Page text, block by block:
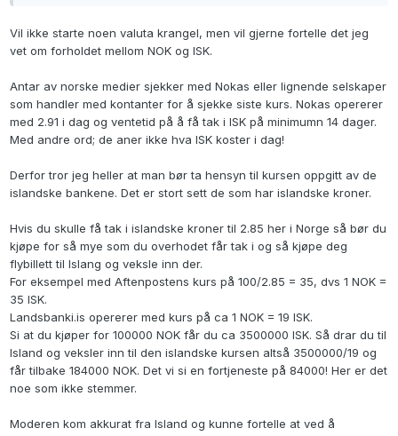
Vil ikke starte noen valuta krangel, men vil gjerne fortelle det jeg
vet om forholdet mellom NOK og ISK.
Antar av norske medier sjekker med Nokas eller lignende selskaper
som handler med kontanter for å sjekke siste kurs. Nokas opererer
med 2.91 i dag og ventetid på å få tak i ISK på minimumn 14 dager.
Med andre ord; de aner ikke hva ISK koster i dag!
Derfor tror jeg heller at man bør ta hensyn til kursen oppgitt av de
islandske bankene. Det er stort sett de som har islandske kroner.
Hvis du skulle få tak i islandske kroner til 2.85 her i Norge så bør du
kjøpe for så mye som du overhodet får tak i og så kjøpe deg
flybillett til Islang og veksle inn der.
For eksempel med Aftenpostens kurs på 100/2.85 = 35, dvs 1 NOK =
35 ISK.
Landsbanki.is opererer med kurs på ca 1 NOK = 19 ISK.
Si at du kjøper for 100000 NOK får du ca 3500000 ISK. Så drar du til
Island og veksler inn til den islandske kursen altså 3500000/19 og
får tilbake 184000 NOK. Det vi si en fortjeneste på 84000! Her er det
noe som ikke stemmer.
Moderen kom akkurat fra Island og kunne fortelle at ved å